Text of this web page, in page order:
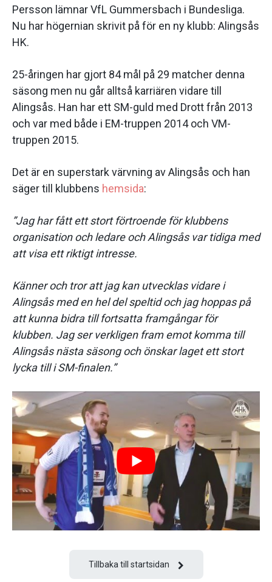
Persson lämnar VfL Gummersbach i Bundesliga.
Nu har högernian skrivit på för en ny klubb: Alingsås
HK.
25-åringen har gjort 84 mål på 29 matcher denna
säsong men nu går alltså karriären vidare till
Alingsås. Han har ett SM-guld med Drott från 2013
och var med både i EM-truppen 2014 och VM-
truppen 2015.
Det är en superstark värvning av Alingsås och han
säger till klubbens hemsida:
”Jag har fått ett stort förtroende för klubbens
organisation och ledare och Alingsås var tidiga med
att visa ett riktigt intresse.
Känner och tror att jag kan utvecklas vidare i
Alingsås med en hel del speltid och jag hoppas på
att kunna bidra till fortsatta framgångar för
klubben. Jag ser verkligen fram emot komma till
Alingsås nästa säsong och önskar laget ett stort
lycka till i SM-finalen.”
Tillbaka till startsidan